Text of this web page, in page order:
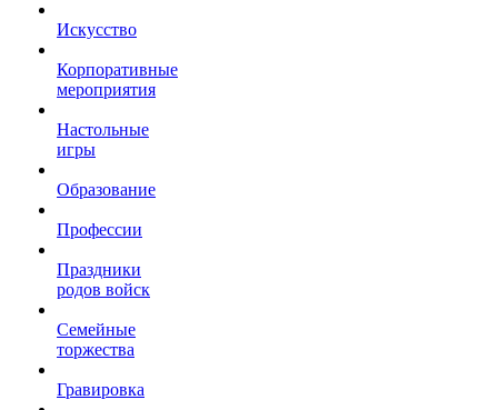
Искусство
Корпоративные
мероприятия
Настольные
игры
Образование
Профессии
Праздники
родов войск
Семейные
торжества
Гравировка